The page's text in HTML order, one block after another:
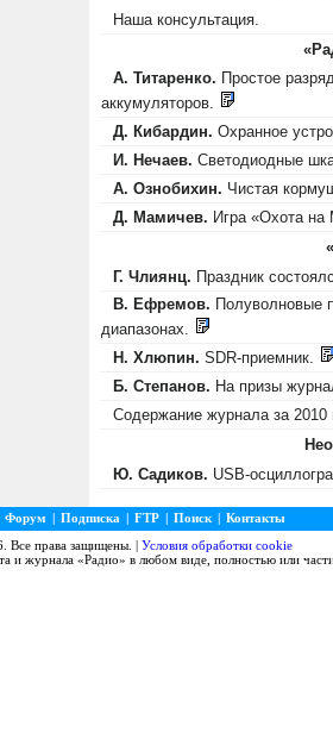
Наша консультация.
А. Титаренко. Простое
аккумуляторов.
Д. Кибардин. Охранное
И. Нечаев. Светодиодные
А. Ознобихин. Чистая
Д. Мамичев. Игра «Охота
Г. Члиянц. Праздник
В. Ефремов. Полуволновые
диапазонах.
Н. Хлюпин. SDR-приемник.
Б. Степанов. На призы
Содержание журнала за 2010
Ю. Садиков. USB-
Форум | Подписка | FTP | Поиск | Контакты
права защищены. | Условия обработки cookie
и журнала «Радио» в любом виде, полностью или